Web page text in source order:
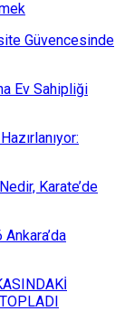
Güvencesinde
Ev Sahipliği
Karate’de